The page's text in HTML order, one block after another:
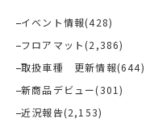
イベント情報(428)
フロアマット (2,386)
取扱車種 更新情報(644)
新商品デビュー(301)
近況報告(2,153)